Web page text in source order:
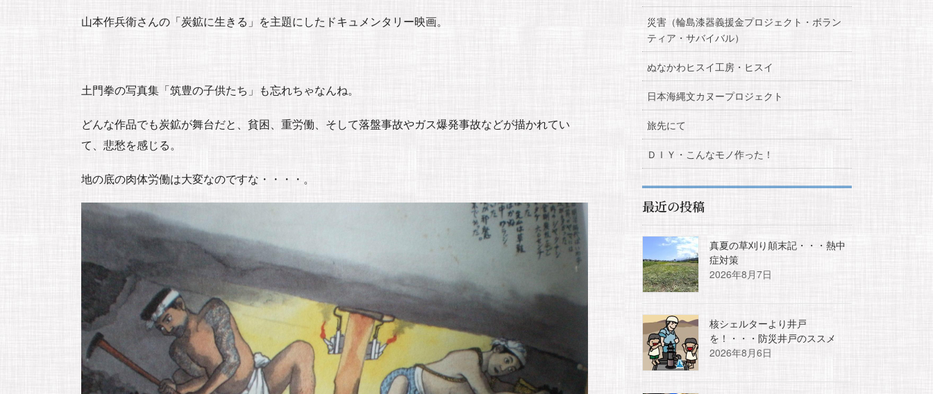
山本作兵衛さんの「炭鉱に生きる」を主題にしたドキュメンタリー映画。
土門拳の写真集「筑豊の子供たち」も忘れちゃなんね。
どんな作品でも炭鉱が舞台だと、貧困、重労働、そして落盤事故やガス爆発事故などが描かれてい
て、悲愁を感じる。
地の底の肉体労働は大変なのですな・・・・。
災害（輪島漆器義援金プロジェクト・ボラン
ティア・サバイバル）
ぬなかわヒスイ工房・ヒスイ
日本海縄文カヌープロジェクト
旅先にて
ＤＩＹ・こんなモノ作った！
最近の投稿
真夏の草刈り顛末記・・・熱中
症対策
2026年8月7日
核シェルターより井戸
を！・・・防災井戸のススメ
2026年8月6日